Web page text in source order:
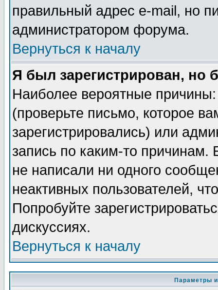
правильный адрес e-mail, но
администратором форума.
Вернуться к началу
Я был зарегистрирован, но
Наиболее вероятные
(проверьте письмо, которое
зарегистрировались) или
запись по каким-то
не написали ни одного
неактивных пользователей,
Попробуйте
дискуссиях.
Вернуться к началу
Параметры